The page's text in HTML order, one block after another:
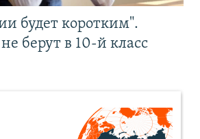
будет коротким".
берут в 10-й класс